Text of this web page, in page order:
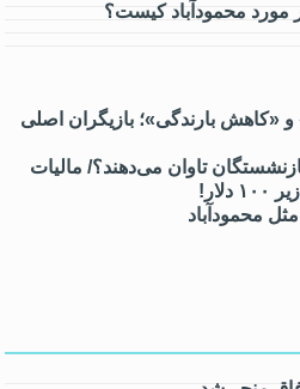
مورد محمودآباد کیست؟
و «کاهش بارندگی»؛ بازیگران اصلی
تاوان می‌دهند؟/ مالیات
محمودآباد